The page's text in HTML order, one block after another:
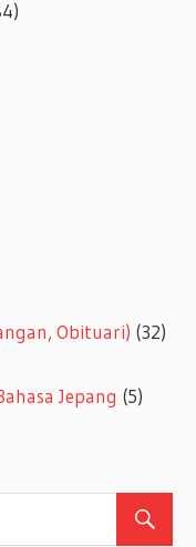
Obituari) (32)
Jepang (5)